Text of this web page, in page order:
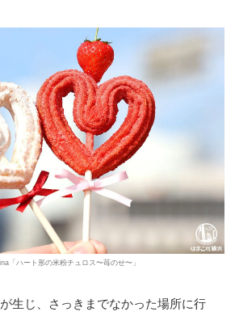
「ハート形の米粉チュロス〜苺のせ〜」
生じ、さっきまでなかった場所に行